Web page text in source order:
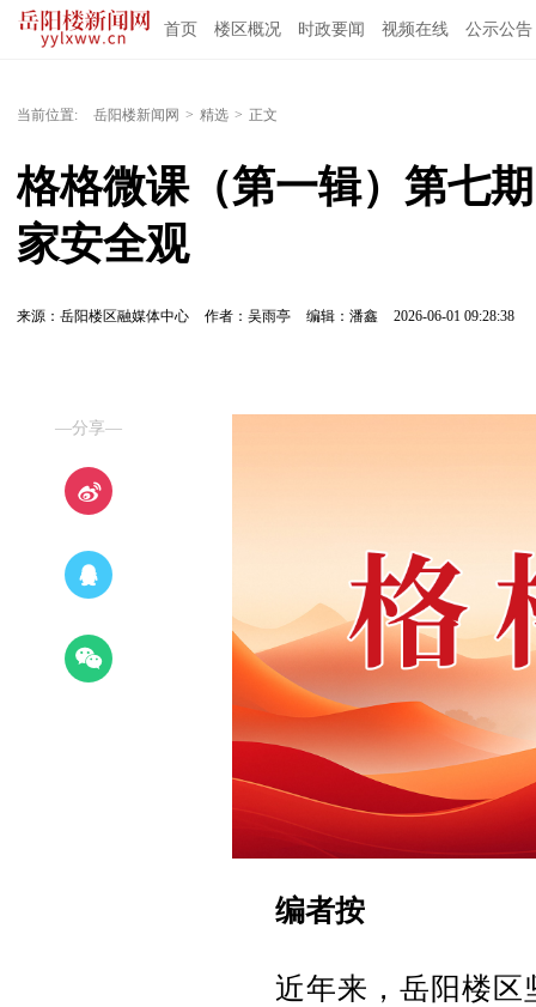
首页 楼区概况 时政要闻 视频在线 公示公告
当前位置: 岳阳楼新闻网 > 精选 > 正文
格格微课（第一辑）第七
家安全观
来源：岳阳楼区融媒体中心 作者：吴雨亭 编辑：潘鑫 2026-06-01 09:28:38
—分享—
编者按
近年来，岳阳楼区